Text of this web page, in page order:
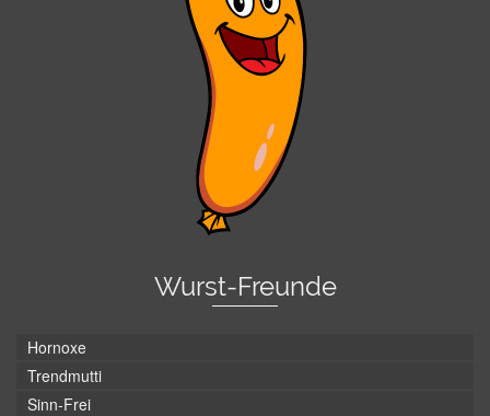
Wurst-Freunde
Hornoxe
Trendmutti
Sinn-Frei